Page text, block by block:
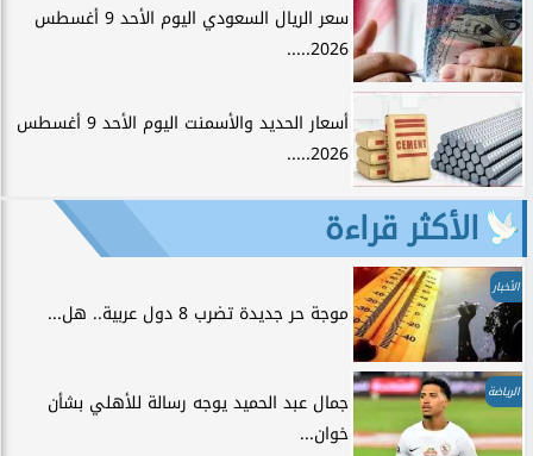
سعر الريال السعودي اليوم الأحد 9 أغسطس
2026.....
أسعار الحديد والأسمنت اليوم الأحد 9 أغسطس
2026.....
الأكثر قراءة
الأخبار
موجة حر جديدة تضرب 8 دول عربية.. هل...
الرياضة
جمال عبد الحميد يوجه رسالة للأهلي بشأن
خوان...